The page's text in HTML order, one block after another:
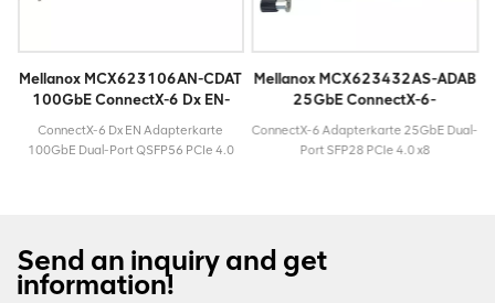
Mellanox MCX623106AN-CDAT
100GbE ConnectX-6 Dx EN-
Adapterkarte
ConnectX-6 Dx EN Adapterkarte
100GbE Dual-Port QSFP56 PCIe 4.0
Mellanox MCX623432AS-ADAB
25GbE ConnectX-6-
Adapterkarte
ConnectX-6 Adapterkarte 25GbE Dual-
Port SFP28 PCIe 4.0 x8
Send an inquiry and get
information!